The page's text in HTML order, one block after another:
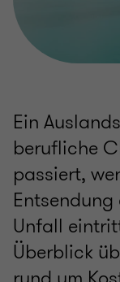
Ein
berufliche
passiert,
Unfall
Überblick